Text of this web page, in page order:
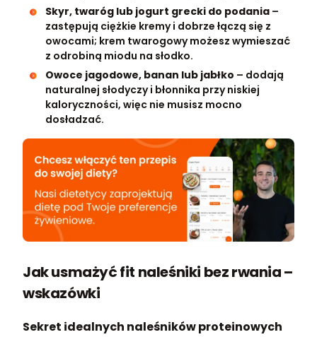
Skyr, twaróg lub jogurt grecki do podania –
zastępują ciężkie kremy i dobrze łączą się z
owocami; krem twarogowy możesz wymieszać
z odrobiną miodu na słodko.
Owoce jagodowe, banan lub jabłko – dodają
naturalnej słodyczy i błonnika przy niskiej
kaloryczności, więc nie musisz mocno
dosładzać.
Jak usmażyć fit naleśniki bez rwania –
wskazówki
Sekret idealnych naleśników proteinowych